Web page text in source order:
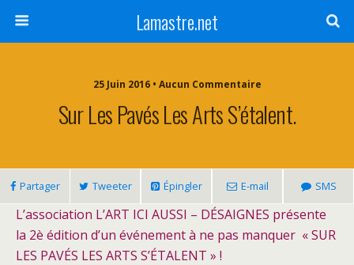
Lamastre.net
25 Juin 2016 • Aucun Commentaire
Sur Les Pavés Les Arts S’étalent.
Partager Tweeter Épingler E-mail SMS
L’association L’ART ICI AUSSI – DÉSAIGNES présente
la 2è édition d’un événement à ne pas manquer « SUR
LES PAVÉS LES ARTS S’ÉTALENT » !